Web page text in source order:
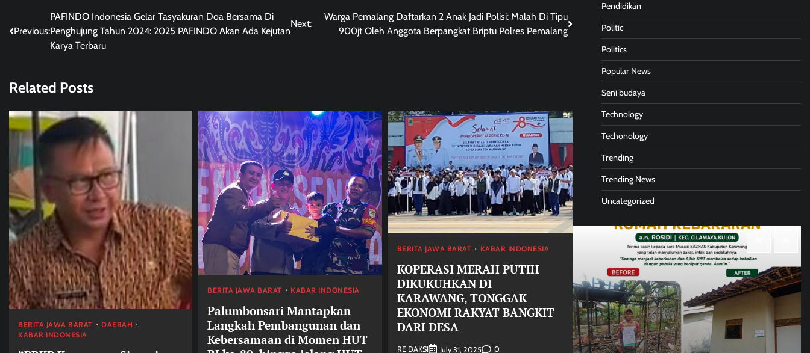
navigation
Previous:
PAFINDO Indonesia Gelar Tasyakuran Doa Bersama Di
Penghujung Tahun 2024: 2025 PAFINDO Akan Ada Kejutan
Karya Terbaru
Next:
Warga Pemalang Daftarkan 2 Anak Jadi Polisi: Malah Di Tipu
900jt Oleh Anggota Berpangkat Briptu Polres Pemalang
Related Posts
BERITA JAWA BARAT
DAERAH
KABAR INDONESIA
BERITA JAWA BARAT KABAR INDONESIA
Palumbonsari Mantapkan
Langkah Pembangunan dan
Kebersamaan di Momen HUT
BERITA JAWA BARAT KABAR INDONESIA
KOPERASI MERAH PUTIH
DIKUKUHKAN DI
KARAWANG, TONGGAK
EKONOMI RAKYAT BANGKIT
DARI DESA
RE DAKSI July 31, 2025 0
Pendidikan
Politic
Politics
Popular News
Seni budaya
Technology
Techonology
Trending
Trending News
Uncategorized
Berita Jawa Barat Daerah Kabar Indonesia